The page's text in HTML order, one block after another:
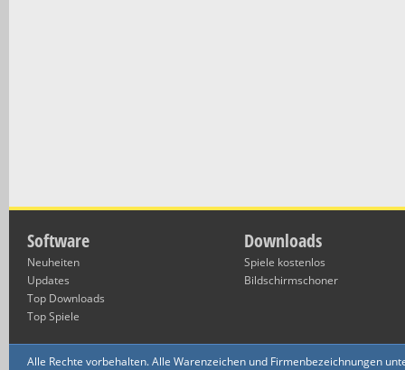
Software
Neuheiten
Updates
Top Downloads
Top Spiele
Downloads
Spiele kostenlos
Bildschirmschoner
Alle Rechte vorbehalten. Alle Warenzeichen und Firmenbezeichnungen